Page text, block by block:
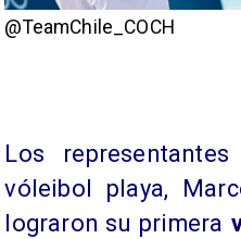
@TeamChile_COCH
Los
vóleibol playa,
lograron su primera